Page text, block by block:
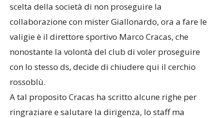
scelta della società di non proseguire la
collaborazione con mister Giallonardo, ora a fare le
valigie è il direttore sportivo Marco Cracas, che
nonostante la volontà del club di voler proseguire
con lo stesso ds, decide di chiudere qui il cerchio
rossoblù.
A tal proposito Cracas ha scritto alcune righe per
ringraziare e salutare la dirigenza, lo staff ma